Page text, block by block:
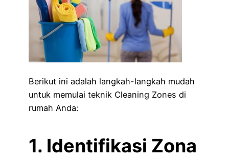
Berikut ini adalah langkah-langkah mudah
untuk memulai teknik Cleaning Zones di
rumah Anda:
1. Identifikasi Zona